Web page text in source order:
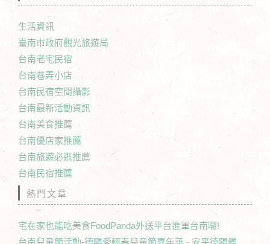
生活資訊
臺南市政府觀光旅遊局
台南老宅民宿
台南巷弄小店
台南民宿空間攝影
台南最新活動資訊
台南美食推薦
台南優店家推薦
台南旅遊必逛推薦
台南民宿推薦
熱門文章
宅在家也能吃美食FoodPanda外送平台進軍台南囉!
台南兒童節活動-德陽愛輕春兒童節嘉年華 - 安平德陽艦